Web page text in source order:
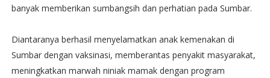
banyak memberikan sumbangsih dan perhatian pada Sumbar.
Diantaranya berhasil menyelamatkan anak kemenakan di
Sumbar dengan vaksinasi, memberantas penyakit masyarakat,
meningkatkan marwah niniak mamak dengan program